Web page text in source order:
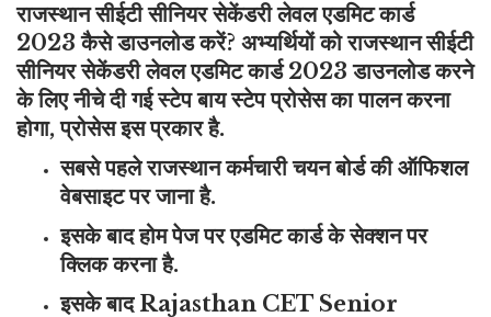
राजस्थान सीईटी सीनियर सेकेंडरी लेवल एडमिट कार्ड
2023 कैसे डाउनलोड करें? अभ्यर्थियों को राजस्थान सीईटी
सीनियर सेकेंडरी लेवल एडमिट कार्ड 2023 डाउनलोड करने
के लिए नीचे दी गई स्टेप बाय स्टेप प्रोसेस का पालन करना
होगा, प्रोसेस इस प्रकार है.
सबसे पहले राजस्थान कर्मचारी चयन बोर्ड की ऑफिशल
वेबसाइट पर जाना है.
इसके बाद होम पेज पर एडमिट कार्ड के सेक्शन पर
क्लिक करना है.
इसके बाद Rajasthan CET Senior